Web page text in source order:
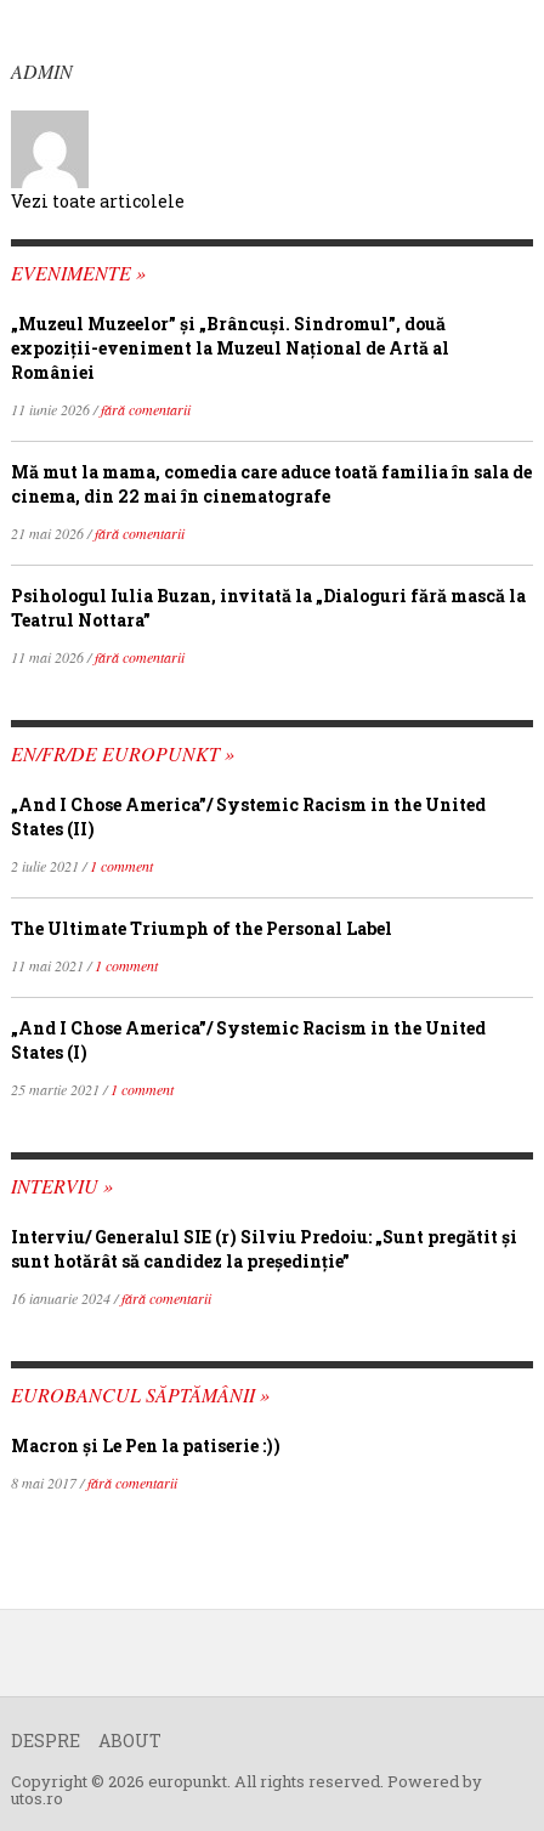
ADMIN
Vezi toate articolele
EVENIMENTE »
„Muzeul Muzeelor” și „Brâncuși. Sindromul”, două
expoziții-eveniment la Muzeul Național de Artă al
României
11 iunie 2026 /fără comentarii
Mă mut la mama, comedia care aduce toată familia în sala de
cinema, din 22 mai în cinematografe
21 mai 2026 /fără comentarii
Psihologul Iulia Buzan, invitată la „Dialoguri fără mască la
Teatrul Nottara”
11 mai 2026 /fără comentarii
EN/FR/DE EUROPUNKT »
„And I Chose America”/ Systemic Racism in the United
States (II)
2 iulie 2021 /1 comment
The Ultimate Triumph of the Personal Label
11 mai 2021 /1 comment
„And I Chose America”/ Systemic Racism in the United
States (I)
25 martie 2021 /1 comment
INTERVIU »
Interviu/ Generalul SIE (r) Silviu Predoiu: „Sunt pregătit și
sunt hotărât să candidez la președinție”
16 ianuarie 2024 /fără comentarii
EUROBANCUL SĂPTĂMÂNII »
Macron şi Le Pen la patiserie :))
8 mai 2017 /fără comentarii
DESPRE ABOUT
Copyright © 2026 europunkt. All rights reserved. Powered by
utos.ro